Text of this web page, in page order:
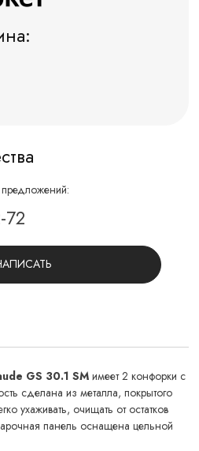
72
GS 30.1 SM имеет 2 конфорки с
сделана из металла, покрытого
ухаживать, очищать от остатков
панель оснащена цельной